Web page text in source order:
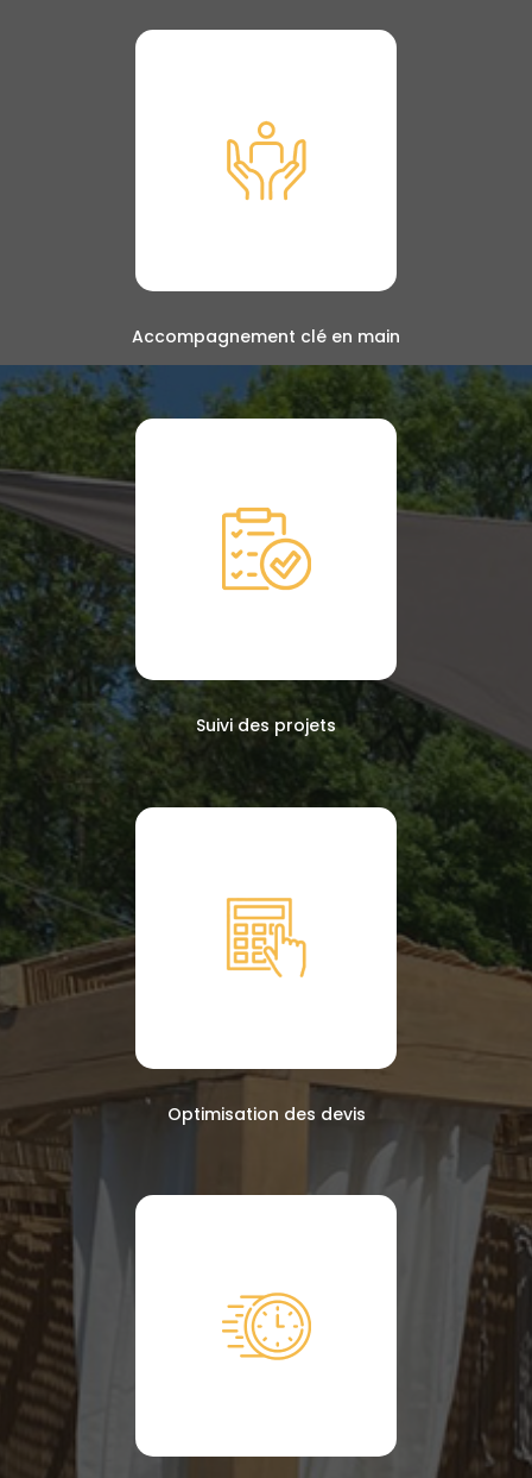
Accompagnement clé en main
Suivi des projets
Optimisation des devis